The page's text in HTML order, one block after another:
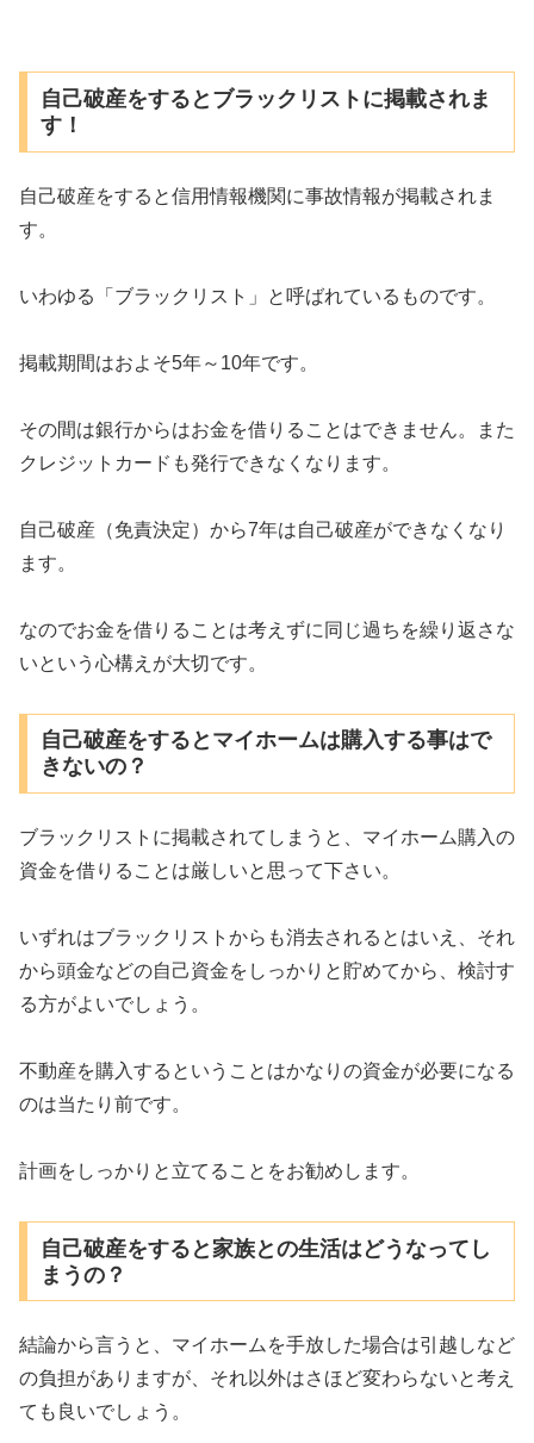
自己破産をするとブラックリストに掲載されま
す！
自己破産をすると信用情報機関に事故情報が掲載されま
す。
いわゆる「ブラックリスト」と呼ばれているものです。
掲載期間はおよそ5年～10年です。
その間は銀行からはお金を借りることはできません。また
クレジットカードも発行できなくなります。
自己破産（免責決定）から7年は自己破産ができなくなり
ます。
なのでお金を借りることは考えずに同じ過ちを繰り返さな
いという心構えが大切です。
自己破産をするとマイホームは購入する事はで
きないの？
ブラックリストに掲載されてしまうと、マイホーム購入の
資金を借りることは厳しいと思って下さい。
いずれはブラックリストからも消去されるとはいえ、それ
から頭金などの自己資金をしっかりと貯めてから、検討す
る方がよいでしょう。
不動産を購入するということはかなりの資金が必要になる
のは当たり前です。
計画をしっかりと立てることをお勧めします。
自己破産をすると家族との生活はどうなってし
まうの？
結論から言うと、マイホームを手放した場合は引越しなど
の負担がありますが、それ以外はさほど変わらないと考え
ても良いでしょう。